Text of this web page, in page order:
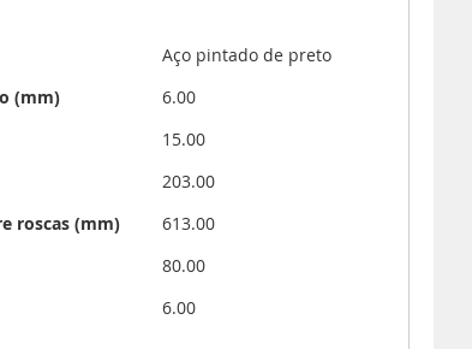
Aço pintado de preto
(mm)
6.00
15.00
203.00
roscas (mm)
613.00
80.00
6.00